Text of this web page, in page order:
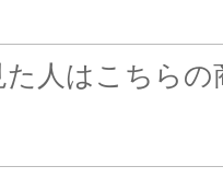
た人はこちら